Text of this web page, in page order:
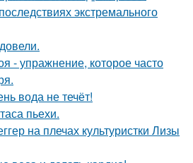
экстремального
- упражнение, которое часто
вода не течёт!
пьехи.
на плечах культуристки Лизы